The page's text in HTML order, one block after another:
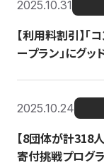
2025.10.31
【利用料割引】
ープラン」にグ
2025.10.24
【8団体が計318
寄付挑戦プログ